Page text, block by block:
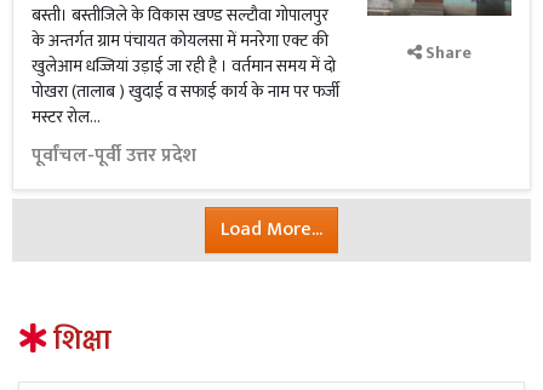
बस्ती। बस्तीजिले के विकास खण्ड सल्टौवा गोपालपुर
के अन्तर्गत ग्राम पंचायत कोयलसा में मनरेगा एक्ट की
खुलेआम धज्जियां उड़ाई जा रही है । वर्तमान समय में दो
पोखरा (तालाब ) खुदाई व सफाई कार्य के नाम पर फर्जी
मस्टर रोल...
पूर्वांचल-पूर्वी उत्तर प्रदेश
Share
Load More...
शिक्षा